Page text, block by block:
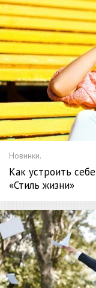
Новинки.
Как устроить
«Стиль жизни»